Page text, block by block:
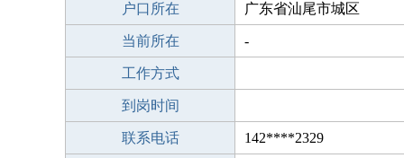
户口所在 广东省汕尾市城区
当前所在 -
工作方式
到岗时间
联系电话 142****2329